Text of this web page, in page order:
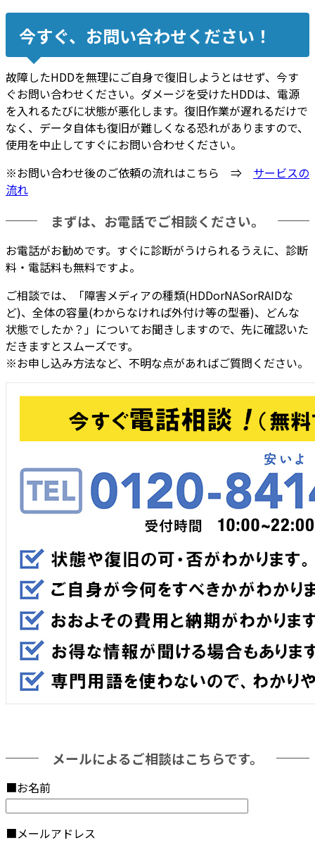
今すぐ、お問い合わせください！
故障したHDDを無理にご自身で復旧しようとはせず、今す
ぐお問い合わせください。ダメージを受けたHDDは、 電源
を入れるたびに状態が悪化します。復旧作業が遅れるだけで
なく、データ自体も復旧が難しくなる恐れがありますので、
使用を中止してすぐにお問い合わせください。
※お問い合わせ後のご依頼の流れはこちら ⇒ サービスの
流れ
まずは、お電話でご相談ください。
お電話がお勧めです。 すぐに診断がうけられるうえに、診断
料・電話料も無料ですよ。
ご相談では、「障害メディアの種類(HDDorNASorRAIDな
ど)、全体の容量(わからなければ外付け等の型番)、どんな
状態でしたか？」についてお聞きしますので、先に確認いた
だきますとスムーズです。
※お申し込み方法など、不明な点があればご質問ください。
メールによるご相談はこちらです。
■お名前
■メールアドレス